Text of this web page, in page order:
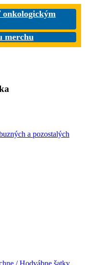
onkologickým
merchu
a pozostalých